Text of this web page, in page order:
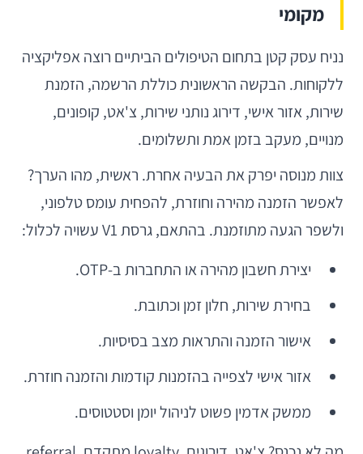
מקומי
נניח עסק קטן בתחום הטיפולים הביתיים רוצה אפליקציה
ללקוחות. הבקשה הראשונית כוללת הרשמה, הזמנת
שירות, אזור אישי, דירוג נותני שירות, צ'אט, קופונים,
מנויים, מעקב בזמן אמת ותשלומים.
צוות מנוסה יפרק את הבעיה אחרת. ראשית, מהו הערך?
לאפשר הזמנה מהירה וחוזרת, להפחית עומס טלפוני,
ולשפר הגעה מתוזמנת. בהתאם, גרסת V1 עשויה לכלול:
יצירת חשבון מהירה או התחברות ב-OTP.
בחירת שירות, חלון זמן וכתובת.
אישור הזמנה והתראות מצב בסיסיות.
אזור אישי לצפייה בהזמנות קודמות והזמנה חוזרת.
ממשק אדמין פשוט לניהול יומן וסטטוסים.